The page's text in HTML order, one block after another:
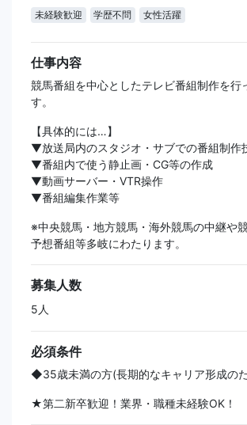
未経験歓迎 学歴不問 女性活躍
仕事内容
競馬番組を中心としたテレビ番組制作を行
す。
【具体的には…】
▼放送局内のスタジオ・サブでの番組制作
▼番組内で使う静止画・CG等の作成
▼動画サーバー・VTR操作
▼番組編集作業等
※中央競馬・地方競馬・海外競馬の中継や競
予想番組等多岐にわたります。
募集人数
5人
必須条件
◆35歳未満の方(長期的なキャリア形成の
★第二新卒歓迎！業界・職種未経験OK！